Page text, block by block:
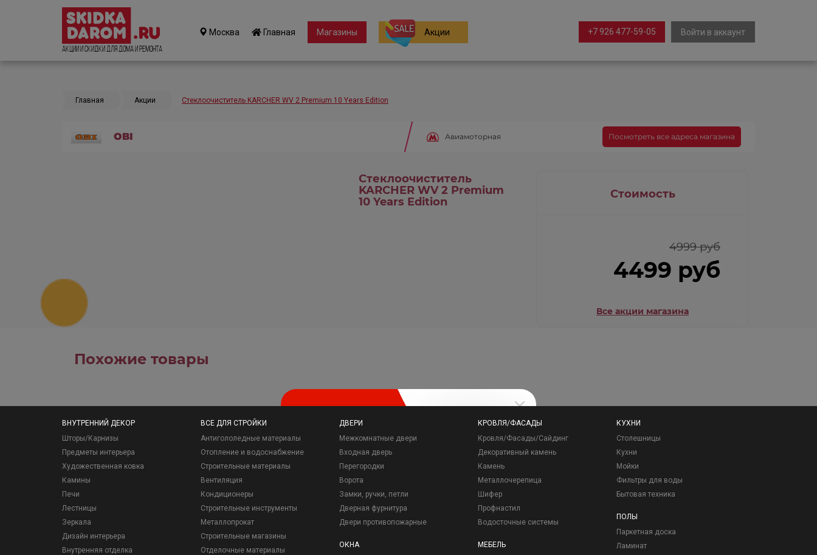
Акции и Скидки для дома и ремонта
Москва Главная Магазины Акции Войти в аккаунт
+7 926 477-59-05
Главная Акции Стеклоочиститель KARCHER WV 2 Premium 10 Years Edition
OBI Авиамоторная Посмотреть все адреса магазина
Стеклоочиститель
KARCHER WV 2 Premium
10 Years Edition
Стоимость
4999 руб
4499 руб
Все акции магазина
Похожие товары
ВНУТРЕННИЙ ДЕКОР
Шторы/Карнизы
Предметы интерьера
Художественная ковка
Камины
Печи
Лестницы
Зеркала
Дизайн интерьера
Внутренняя отделка
ВСЕ ДЛЯ СТРОЙКИ
Антигололедные материалы
Отопление и водоснабжение
Строительные материалы
Вентиляция
Кондиционеры
Строительные инструменты
Металлопрокат
Строительные магазины
Отделочные материалы
ДВЕРИ
Межкомнатные двери
Входная дверь
Перегородки
Ворота
Замки, ручки, петли
Дверная фурнитура
Двери противопожарные
ОКНА
КРОВЛЯ/ФАСАДЫ
Кровля/Фасады/Сайдинг
Декоративный камень
Камень
Металлочерепица
Шифер
Профнастил
Водосточные системы
МЕБЕЛЬ
КУХНИ
Столешницы
Кухни
Мойки
Фильтры для воды
Бытовая техника
ПОЛЫ
Паркетная доска
Ламинат